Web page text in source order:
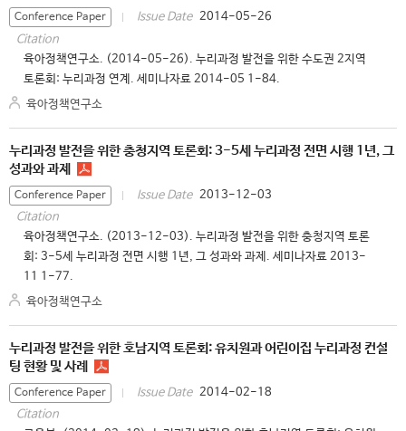
Conference Paper Issue Date 2014-05-26
Citation
육아정책연구소. (2014-05-26). 누리과정 발전을 위한 수도권 2지역
토론회: 누리과정 연계. 세미나자료 2014-05 1-84.
육아정책연구소
누리과정 발전을 위한 충청지역 토론회: 3-5세 누리과정 전면 시행 1년, 그
성과와 과제
Conference Paper Issue Date 2013-12-03
Citation
육아정책연구소. (2013-12-03). 누리과정 발전을 위한 충청지역 토론
회: 3-5세 누리과정 전면 시행 1년, 그 성과와 과제. 세미나자료 2013-
11 1-77.
육아정책연구소
누리과정 발전을 위한 호남지역 토론회: 유치원과 어린이집 누리과정 컨설
팅 현황 및 사례
Conference Paper Issue Date 2014-02-18
Citation